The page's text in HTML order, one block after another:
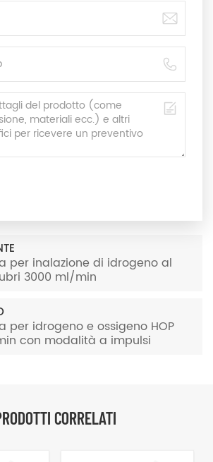
per inalazione di idrogeno al
3000 ml/min
per idrogeno e ossigeno HOP
con modalità a impulsi
CORRELATI